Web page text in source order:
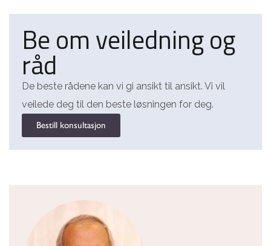
Be om veiledning og
råd
De beste rådene kan vi gi ansikt til ansikt. Vi vil
veilede deg til den beste løsningen for deg.
Bestill konsultasjon